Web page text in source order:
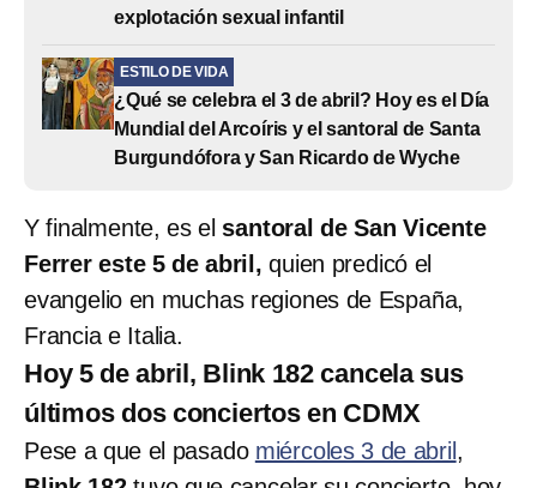
explotación sexual infantil
ESTILO DE VIDA
¿Qué se celebra el 3 de abril? Hoy es el Día
Mundial del Arcoíris y el santoral de Santa
Burgundófora y San Ricardo de Wyche
Y finalmente, es el santoral de San Vicente
Ferrer este 5 de abril, quien predicó el
evangelio en muchas regiones de España,
Francia e Italia.
Hoy 5 de abril, Blink 182 cancela sus
últimos dos conciertos en CDMX
Pese a que el pasado miércoles 3 de abril ,